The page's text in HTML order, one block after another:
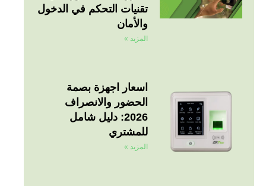
تقنيات التحكم في الدخول
والأمان
المزيد »
اسعار اجهزة بصمة
الحضور والانصراف
2026: دليل شامل
للمشتري
المزيد »